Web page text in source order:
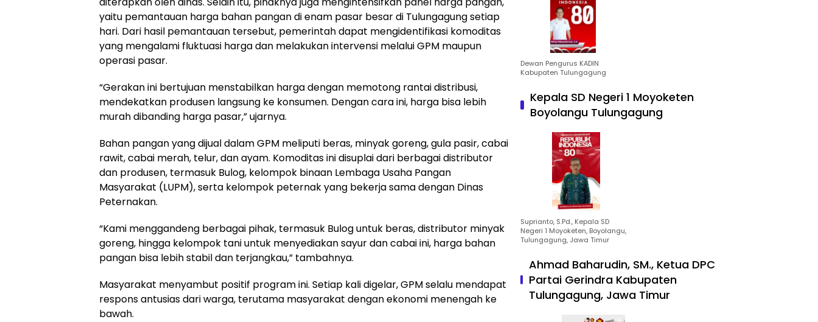
yaitu pemantauan harga bahan pangan di enam pasar besar di Tulungagung setiap
hari. Dari hasil pemantauan tersebut, pemerintah dapat mengidentifikasi komoditas
yang mengalami fluktuasi harga dan melakukan intervensi melalui GPM maupun
operasi pasar.
“Gerakan ini bertujuan menstabilkan harga dengan memotong rantai distribusi,
mendekatkan produsen langsung ke konsumen. Dengan cara ini, harga bisa lebih
murah dibanding harga pasar,” ujarnya.
Bahan pangan yang dijual dalam GPM meliputi beras, minyak goreng, gula pasir, cabai
rawit, cabai merah, telur, dan ayam. Komoditas ini disuplai dari berbagai distributor
dan produsen, termasuk Bulog, kelompok binaan Lembaga Usaha Pangan
Masyarakat (LUPM), serta kelompok peternak yang bekerja sama dengan Dinas
Peternakan.
“Kami menggandeng berbagai pihak, termasuk Bulog untuk beras, distributor minyak
goreng, hingga kelompok tani untuk menyediakan sayur dan cabai ini, harga bahan
pangan bisa lebih stabil dan terjangkau,” tambahnya.
Masyarakat menyambut positif program ini. Setiap kali digelar, GPM selalu mendapat
respons antusias dari warga, terutama masyarakat dengan ekonomi menengah ke
bawah.
Dewan Pengurus KADIN
Kabupaten Tulungagung
Kepala SD Negeri 1 Moyoketen
Boyolangu Tulungagung
Suprianto, S.Pd., Kepala SD
Negeri 1 Moyoketen, Boyolangu,
Tulungagung, Jawa Timur
Ahmad Baharudin, SM., Ketua DPC
Partai Gerindra Kabupaten
Tulungagung, Jawa Timur